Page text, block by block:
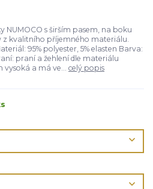
NUMOCO s širším pasem, na boku
z kvalitního příjemného materiálu.
95% polyester, 5% elasten Barva:
praní a žehlení dle materiálu
vysoká a má ve... celý popis